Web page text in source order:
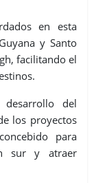
en esta
y Santo
facilitando el
del
los proyectos
para
sur y atraer